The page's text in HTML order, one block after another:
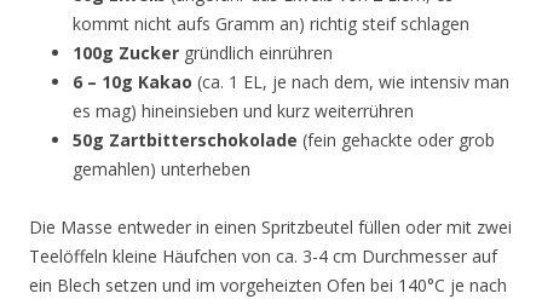
kommt nicht aufs Gramm an) richtig steif schlagen
100g Zucker gründlich einrühren
6 – 10g Kakao (ca. 1 EL, je nach dem, wie intensiv man
es mag) hineinsieben und kurz weiterrühren
50g Zartbitterschokolade (fein gehackte oder grob
gemahlen) unterheben
Die Masse entweder in einen Spritzbeutel füllen oder mit zwei
Teelöffeln kleine Häufchen von ca. 3-4 cm Durchmesser auf
ein Blech setzen und im vorgeheizten Ofen bei 140°C je nach